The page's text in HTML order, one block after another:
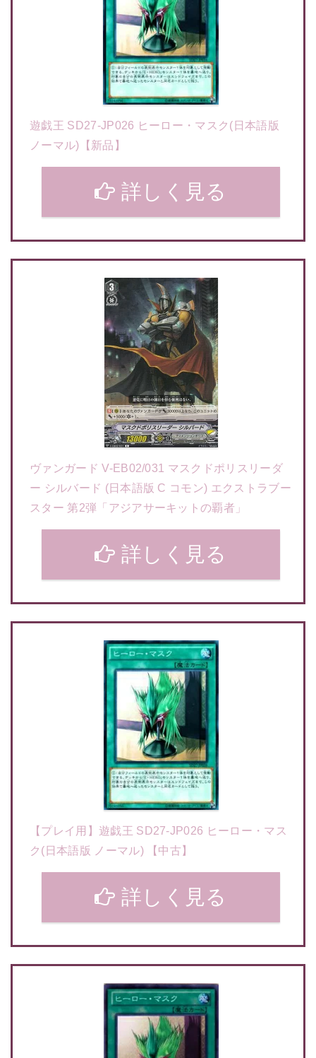
遊戯王 SD27-JP026 ヒーロー・マスク(日本語版
ノーマル)【新品】
詳しく見る
ヴァンガード V-EB02/031 マスクドポリスリーダ
ー シルバード (日本語版 C コモン) エクストラブー
スター 第2弾「アジアサーキットの覇者」
詳しく見る
【プレイ用】遊戯王 SD27-JP026 ヒーロー・マス
ク(日本語版 ノーマル) 【中古】
詳しく見る